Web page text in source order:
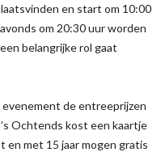
en start om 10:00
om 20:30 uur worden
belangrijke rol gaat
de entreeprijzen
Ochtends kost een kaartje
en met 15 jaar mogen gratis